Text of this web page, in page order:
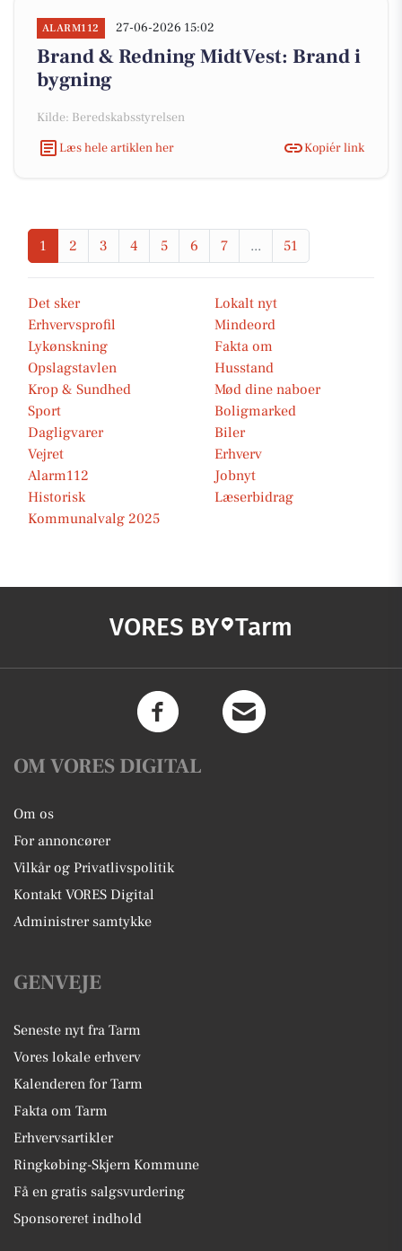
ALARM112 27-06-2026 15:02
Brand & Redning MidtVest: Brand i
bygning
Kilde: Beredskabsstyrelsen
Læs hele artiklen her
Kopiér link
1 2 3 4 5 6 7 ... 51
Det sker
Lokalt nyt
Erhvervsprofil
Mindeord
Lykønskning
Fakta om
Opslagstavlen
Husstand
Krop & Sundhed
Mød dine naboer
Sport
Boligmarked
Dagligvarer
Biler
Vejret
Erhverv
Alarm112
Jobnyt
Historisk
Læserbidrag
Kommunalvalg 2025
VORES BY Tarm
OM VORES DIGITAL
Om os
For annoncører
Vilkår og Privatlivspolitik
Kontakt VORES Digital
Administrer samtykke
GENVEJE
Seneste nyt fra Tarm
Vores lokale erhverv
Kalenderen for Tarm
Fakta om Tarm
Erhvervsartikler
Ringkøbing-Skjern Kommune
Få en gratis salgsvurdering
Sponsoreret indhold